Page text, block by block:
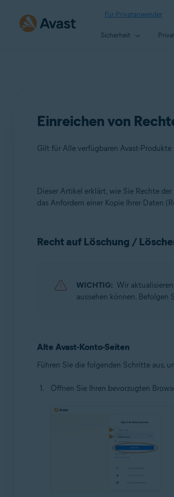
Für Privatanwender
Sicherheit
Einreichen von
Gilt für Alle verfügbaren Avast-
Produkte:
Alle verfügbaren Avast-Produkte für
Alle unterstützten Betriebssysteme
Dieser Artikel erklärt, wie Sie Rechte
das Anfordern einer Kopie Ihrer Daten
Recht auf Löschung /
WICHTIG: Wir
aussehen können.
Alte Avast-Konto-Seiten
Führen Sie die folgenden Schritte aus,
Öffnen Sie Ihren bevorzugten